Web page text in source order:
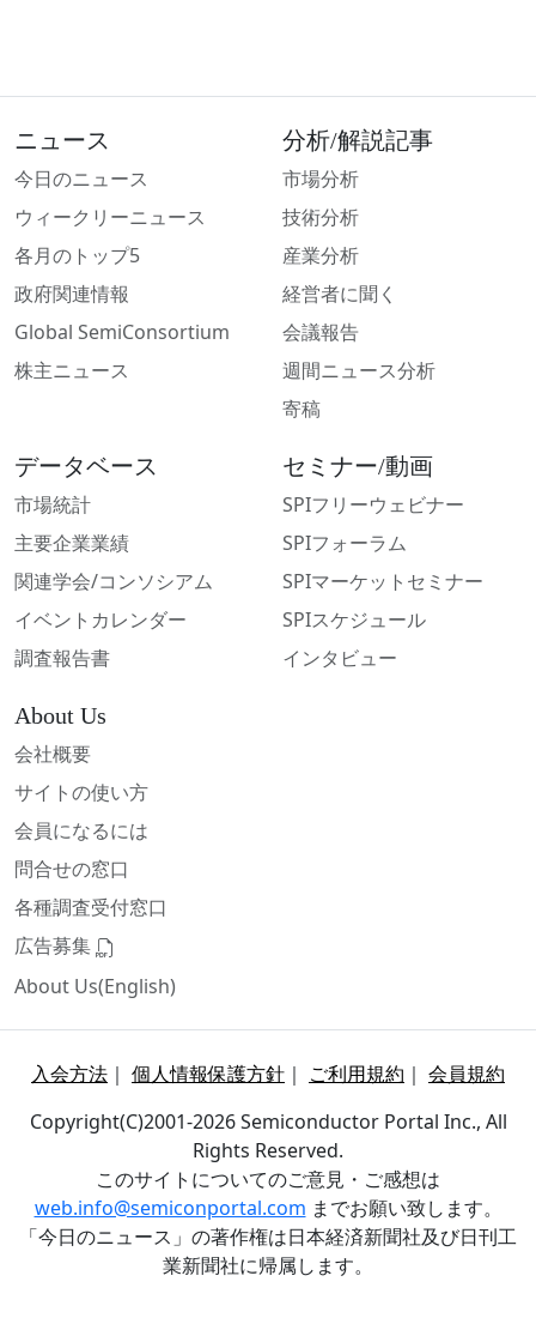
ニュース
今日のニュース
ウィークリーニュース
各月のトップ5
政府関連情報
Global SemiConsortium
株主ニュース
分析/解説記事
市場分析
技術分析
産業分析
経営者に聞く
会議報告
週間ニュース分析
寄稿
データベース
市場統計
主要企業業績
関連学会/コンソシアム
イベントカレンダー
調査報告書
セミナー/動画
SPIフリーウェビナー
SPIフォーラム
SPIマーケットセミナー
SPIスケジュール
インタビュー
About Us
会社概要
サイトの使い方
会員になるには
問合せの窓口
各種調査受付窓口
広告募集
About Us(English)
入会方法 ｜ 個人情報保護方針 ｜ ご利用規約 ｜ 会員規約
Copyright(C)2001-2026 Semiconductor Portal Inc., All
Rights Reserved.
このサイトについてのご意見・ご感想は
web.info@semiconportal.com までお願い致します。
「今日のニュース」の著作権は日本経済新聞社及び日刊工
業新聞社に帰属します。